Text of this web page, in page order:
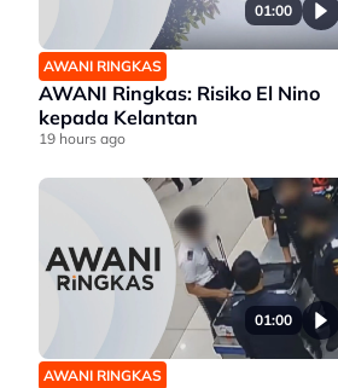
01:00
AWANI RINGKAS
AWANI Ringkas: Risiko El Nino
kepada Kelantan
19 hours ago
01:00
AWANI RINGKAS